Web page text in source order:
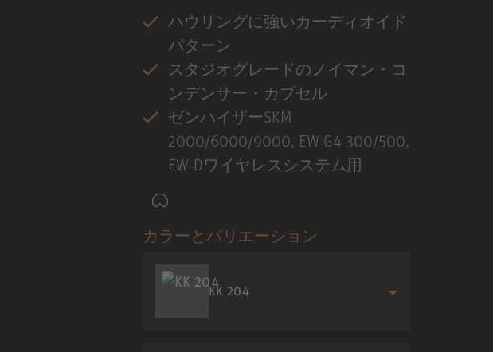
ハウリングに強いカーディオイド
パターン
スタジオグレードのノイマン・コ
ンデンサー・カプセル
ゼンハイザーSKM
2000/6000/9000, EW G4 300/500,
EW-Dワイヤレスシステム用
カラーとバリエーション
KK 204